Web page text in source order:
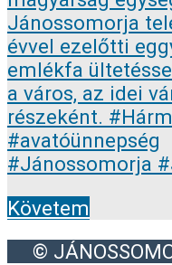
Követem
©